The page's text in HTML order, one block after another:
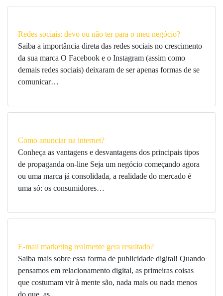
Redes sociais: devo ou não ter para o meu negócio?
Saiba a importância direta das redes sociais no crescimento
da sua marca O Facebook e o Instagram (assim como
demais redes sociais) deixaram de ser apenas formas de se
comunicar…
Como anunciar na internet?
Conheça as vantagens e desvantagens dos principais tipos
de propaganda on-line Seja um negócio começando agora
ou uma marca já consolidada, a realidade do mercado é
uma só: os consumidores…
E-mail marketing realmente gera resultado?
Saiba mais sobre essa forma de publicidade digital! Quando
pensamos em relacionamento digital, as primeiras coisas
que costumam vir à mente são, nada mais ou nada menos
do que, as…